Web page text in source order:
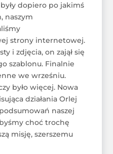
dopiero po jakimś
naszym
strony internetowej.
i zdjęcia, on zajął się
szablonu. Finalnie
we wrześniu.
było więcej. Nowa
działania Orlej
naszej
choć trochę
misję, szerszemu